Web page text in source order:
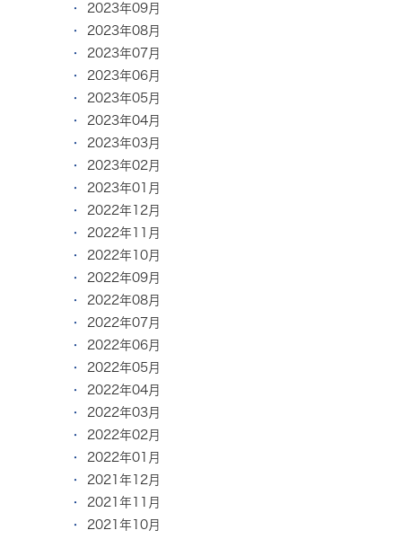
2023年09月
2023年08月
2023年07月
2023年06月
2023年05月
2023年04月
2023年03月
2023年02月
2023年01月
2022年12月
2022年11月
2022年10月
2022年09月
2022年08月
2022年07月
2022年06月
2022年05月
2022年04月
2022年03月
2022年02月
2022年01月
2021年12月
2021年11月
2021年10月